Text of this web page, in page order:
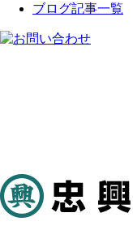
ブログ記事一覧